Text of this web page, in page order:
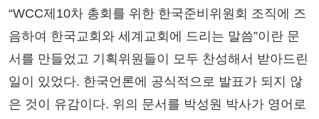
“WCC제10차 총회를 위한 한국준비위원회 조직에 즈
음하여 한국교회와 세계교회에 드리는 말씀”이란 문
서를 만들었고 기획위원들이 모두 찬성해서 받아드린
일이 있었다. 한국언론에 공식적으로 발표가 되지 않
은 것이 유감이다. 위의 문서를 박성원 박사가 영어로